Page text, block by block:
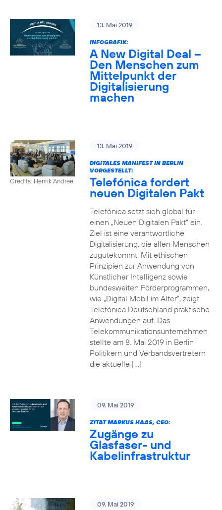
13. Mai 2019
INFOGRAFIK:
A New Digital Deal –
Den Menschen zum
Mittelpunkt der
Digitalisierung
machen
Credits: Henrik Andree
13. Mai 2019
DIGITALES MANIFEST IN BERLIN
VORGESTELLT:
Telefónica fordert
neuen Digitalen Pakt
Telefónica setzt sich global für
einen „Neuen Digitalen Pakt“ ein.
Ziel ist eine verantwortliche
Digitalisierung, die allen Menschen
zugutekommt. Mit ethischen
Prinzipien zur Anwendung von
Künstlicher Intelligenz sowie
bundesweiten Förderprogrammen,
wie „Digital Mobil im Alter“, zeigt
Telefónica Deutschland praktische
Anwendungen auf. Das
Telekommunikationsunternehmen
stellte am 8. Mai 2019 in Berlin
Politikern und Verbandsvertretern
die aktuelle […]
09. Mai 2019
ZITAT MARKUS HAAS, CEO:
Zugänge zu
Glasfaser- und
Kabelinfrastruktur
09. Mai 2019